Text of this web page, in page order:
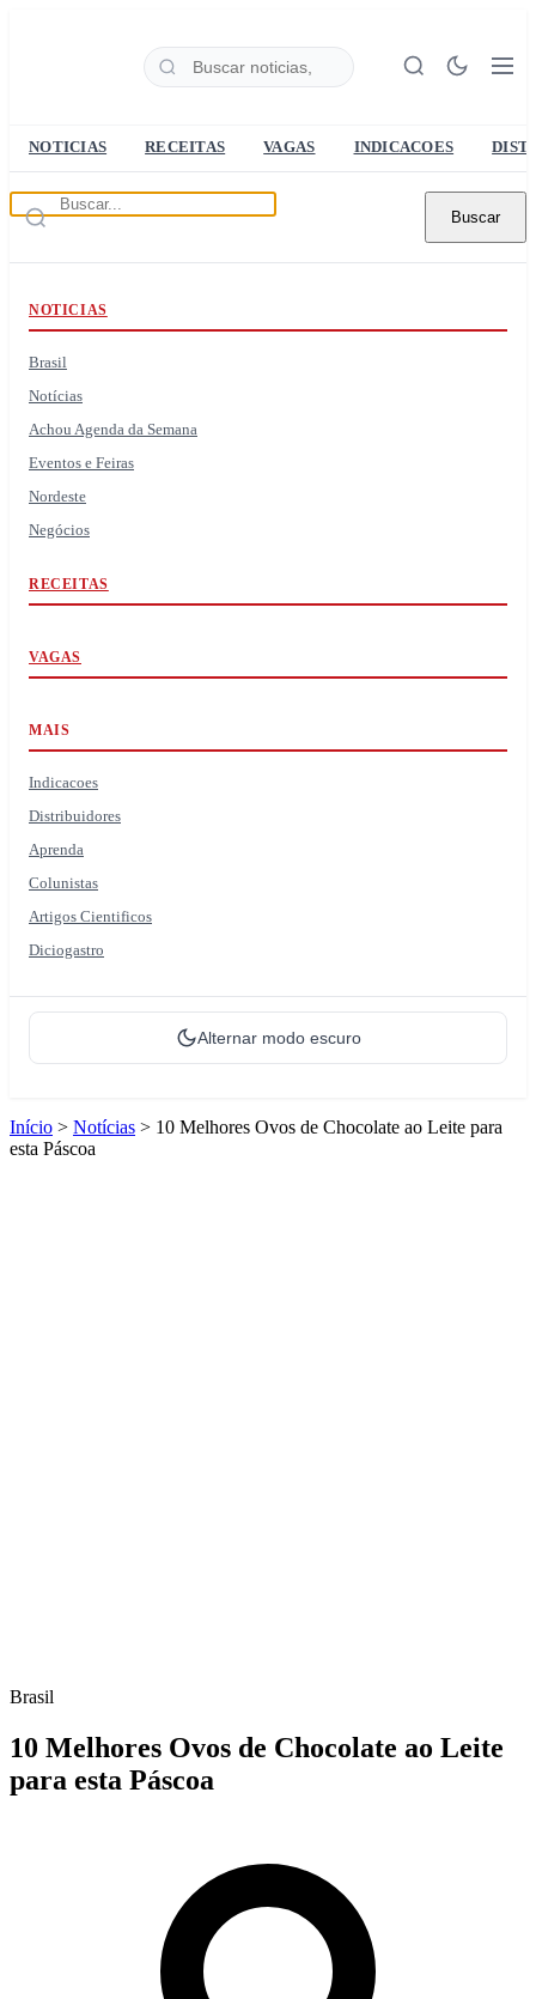
NOTICIAS RECEITAS VAGAS INDICACOES
Buscar
NOTICIAS
Brasil
Notícias
Achou Agenda da Semana
Eventos e Feiras
Nordeste
Negócios
RECEITAS
VAGAS
MAIS
Indicacoes
Distribuidores
Aprenda
Colunistas
Artigos Cientificos
Diciogastro
Alternar modo escuro
Início > Notícias > 10 Melhores Ovos de Chocolate ao Leite para
esta Páscoa
Brasil
10 Melhores Ovos de Chocolate ao Leite
para esta Páscoa